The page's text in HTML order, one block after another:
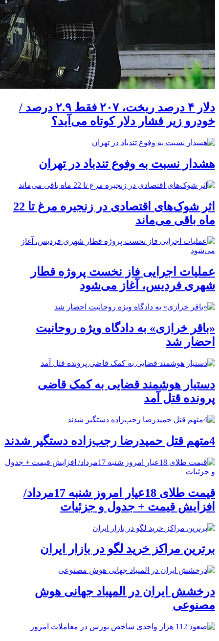
دلار ۴ درصد ریخت، ۲۰۷ فقط ۲.۹ درصد /
خودرو زیر فشار دلار کوتاه می‌آید؟
هشدار نسبت به وفوع تندباد در تهران
اثر شوک‌های اقتصادی در زنجیره مرغ تا 22
ماه باقی می‌ماند
عملیات اجرایی فاز نخست پروژه قطار
شهری فردیس، آغاز می‌شود
«باقر خرازی» به دادگاه ویژه روحانیت
احضار شد
دستیار هوشمند قضایی به کمک قاضی
پرونده قتل آمد
4متهم قتل حمیدرضا رجب‌زاده دستگیر شدند
قیمت طلای 18عیار امروز شنبه 17مرداد/
افزایش قیمت + جدول و جزئیات
برترین مراکز خرید لگو در بازار ایران
درخشش ایران در المپیاد جهانی هوش
مصنوعی